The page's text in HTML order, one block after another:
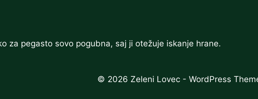
za pegasto sovo pogubna, saj ji otežuje iskanje hrane.
© 2026 Zeleni Lovec - WordPress